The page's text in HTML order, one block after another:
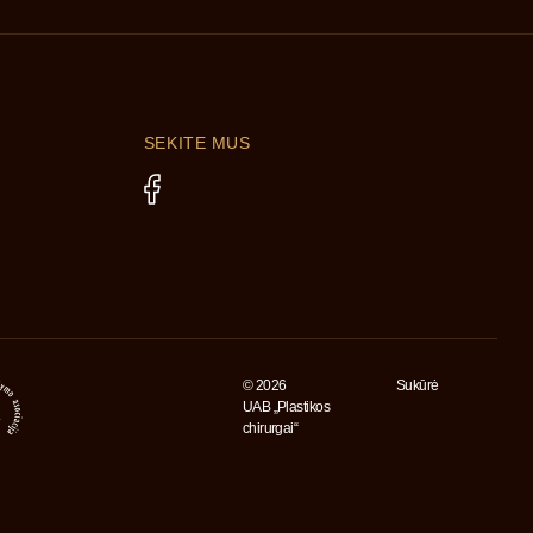
SEKITE MUS
© 2026
UAB „Plastikos
chirurgai“
Sukūrė